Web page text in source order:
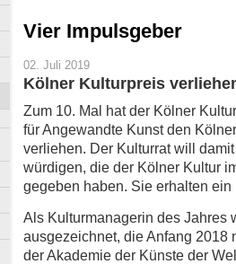
Vier Impulsgeber
02. Juli 2019
Kölner Kulturpreis
Zum 10. Mal hat der Kölner
für Angewandte Kunst den
verliehen. Der Kulturrat will
würdigen, die der Kölner Kultur
gegeben haben. Sie erhalten
Als Kulturmanagerin des Jahres
ausgezeichnet, die Anfang 2018
der Akademie der Künste der